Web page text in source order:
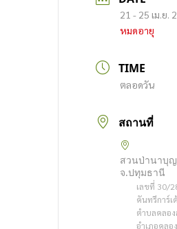
21 - 25 เม.ย.
หมดอายุ
TIME
ตลอดวัน
สถานที่
สวนป่านาบุ
จ.ปทุมธานี
เลขที่ 30/
คันทรีการ์
ตำบลคลอง
อำเภอคลอ